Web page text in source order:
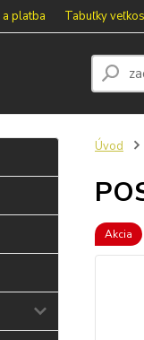
platba Tabuľky
Úvod
Akcia